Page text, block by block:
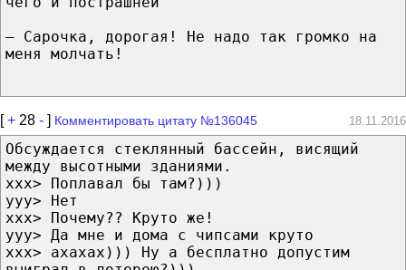
— Сарочка, дорогая! Не надо так громко на
меня молчать!
[+ 28 - ] Комментировать цитату №136045 18.11.2016
Обсуждается стеклянный бассейн, висящий
между высотными зданиями.
xxx> Поплавал бы там?)))
yyy> Нет
xxx> Почему?? Круто же!
yyy> Да мне и дома с чипсами круто
xxx> ахахах))) Ну а бесплатно допустим